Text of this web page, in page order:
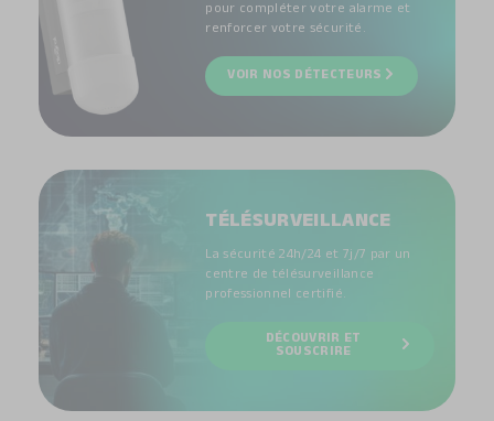
pour compléter votre alarme et
renforcer votre sécurité.
VOIR NOS DÉTECTEURS
TÉLÉSURVEILLANCE
La sécurité 24h/24 et 7j/7 par un
centre de télésurveillance
professionnel certifié.
DÉCOUVRIR ET
SOUSCRIRE